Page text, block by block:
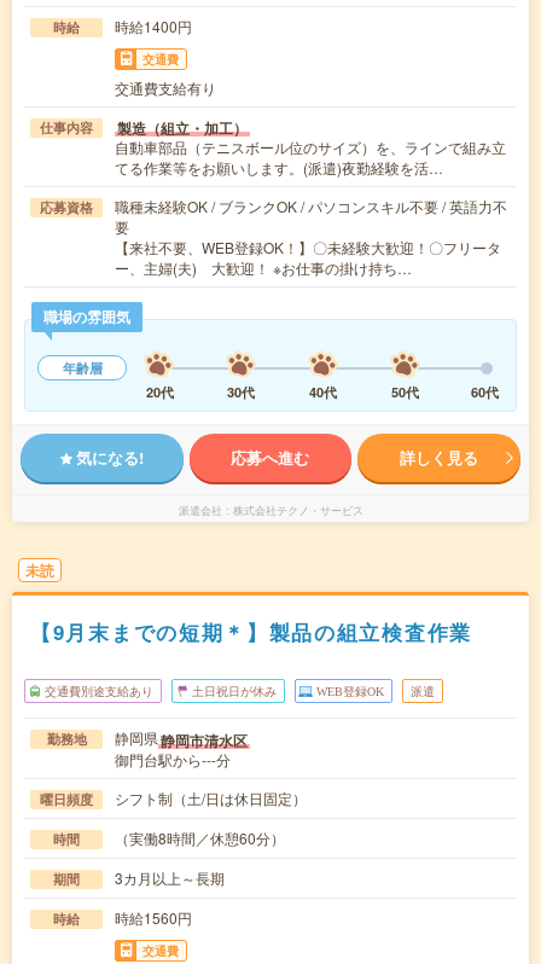
時給 時給1400円
交通費
交通費支給有り
仕事内容 製造（組立・加工）
自動車部品（テニスボール位のサイズ）を、ラインで組み立
てる作業等をお願いします。(派遣)夜勤経験を活…
応募資格
職種未経験OK / ブランクOK / パソコンスキル不要 / 英語力不
要
【来社不要、WEB登録OK！】〇未経験大歓迎！〇フリータ
ー、主婦(夫) 大歓迎！ ※お仕事の掛け持ち…
職場の雰囲気
年齢層
20代
30代 40代 50代 60代
気になる! 応募へ進む 詳しく見る
派遣会社 株式会社テクノ・サービス
未読
【9月末までの短期＊】製品の組立検査作業
交通費別途支給あり 土日祝日が休み WEB登録OK 派遣
勤務地 静岡県静岡市清水区
御門台駅から---分
曜日頻度 シフト制（土/日は休日固定）
時間 （実働8時間／休憩60分）
期間 3カ月以上～長期
時給 時給1560円
交通費